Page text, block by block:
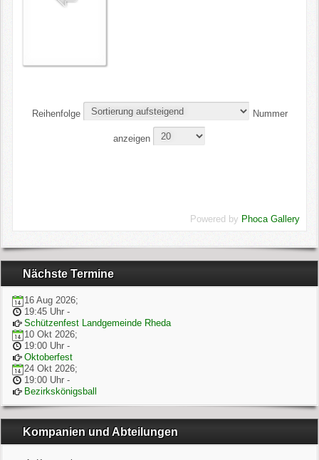
Reihenfolge Nummer
anzeigen
Powered by Phoca Gallery
Nächste Termine
16 Aug 2026;
19:45 Uhr-
Schützenfest Landgemeinde Rheda
10 Okt 2026;
19:00 Uhr-
Oktoberfest
24 Okt 2026;
19:00 Uhr-
Bezirkskönigsball
Kompanien und Abteilungen